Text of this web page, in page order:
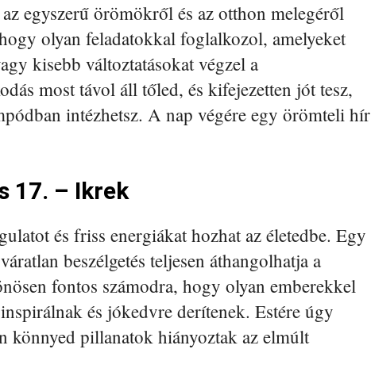
egyszerű örömökről és az otthon melegéről
olyan feladatokkal foglalkozol, amelyeket
kisebb változtatásokat végzel a
most távol áll tőled, és kifejezetten jót tesz,
intézhetsz. A nap végére egy örömteli hír
17. – Ikrek
és friss energiákat hozhat az életedbe. Egy
beszélgetés teljesen áthangolhatja a
fontos számodra, hogy olyan emberekkel
és jókedvre derítenek. Estére úgy
könnyed pillanatok hiányoztak az elmúlt